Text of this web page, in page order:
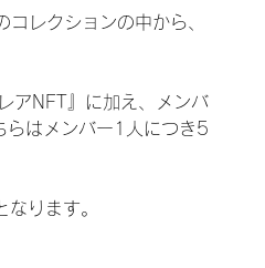
レクションの中から、
アNFT』に加え、メンバ
らはメンバー1人につき5
ります。